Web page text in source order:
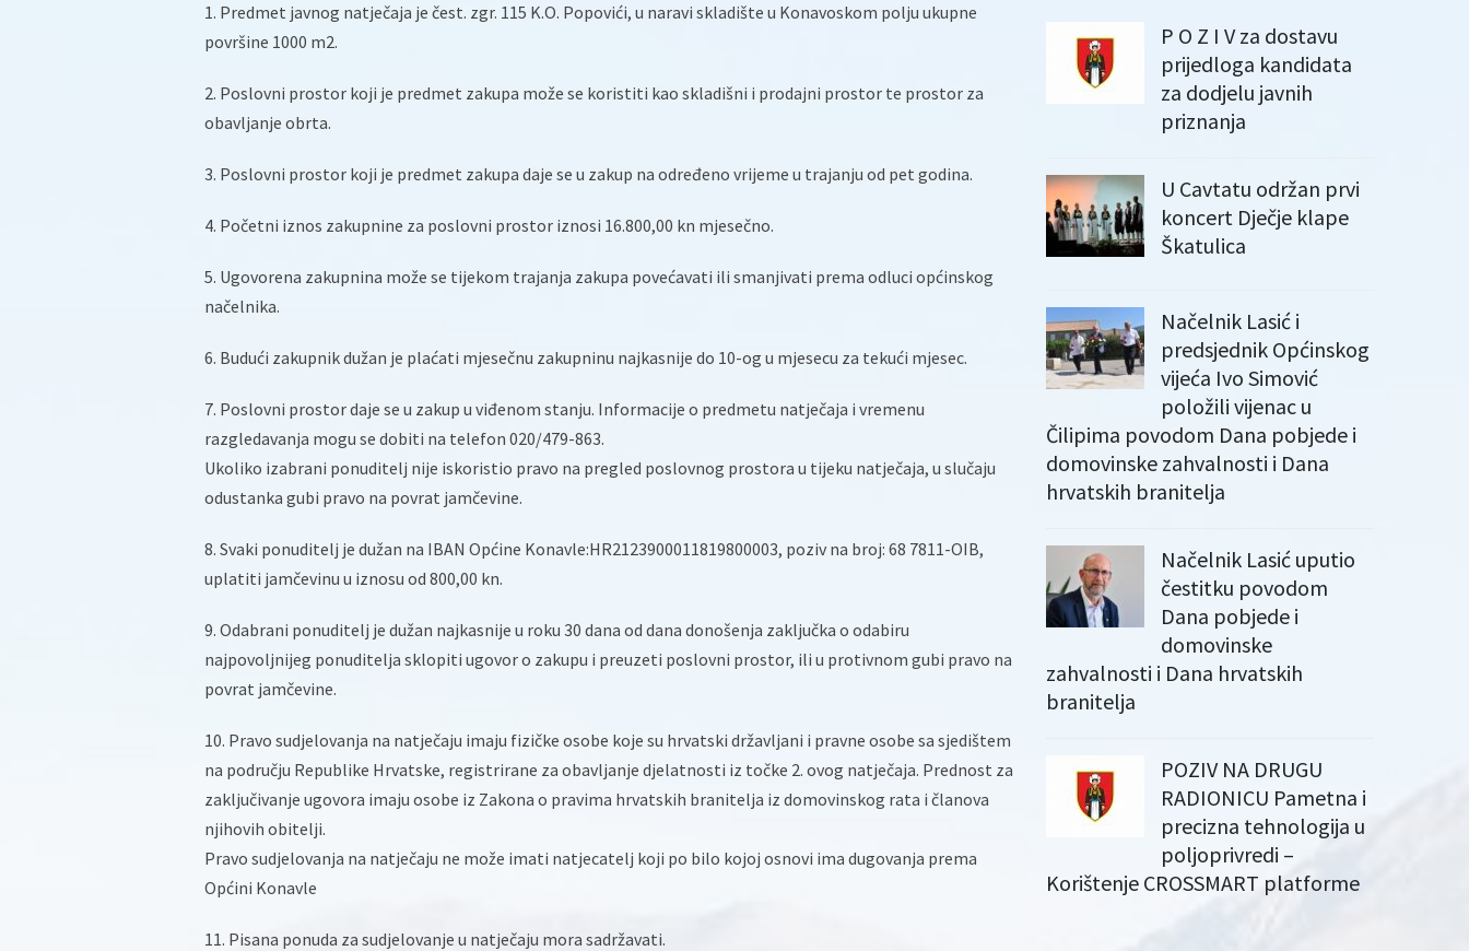
1. Predmet javnog natječaja je čest. zgr. 115 K.O. Popovići, u naravi skladište u Konavoskom polju ukupne
površine 1000 m2.
2. Poslovni prostor koji je predmet zakupa može se koristiti kao skladišni i prodajni prostor te prostor za
obavljanje obrta.
3. Poslovni prostor koji je predmet zakupa daje se u zakup na određeno vrijeme u trajanju od pet godina.
4. Početni iznos zakupnine za poslovni prostor iznosi 16.800,00 kn mjesečno.
5. Ugovorena zakupnina može se tijekom trajanja zakupa povećavati ili smanjivati prema odluci općinskog
načelnika.
6. Budući zakupnik dužan je plaćati mjesečnu zakupninu najkasnije do 10-og u mjesecu za tekući mjesec.
7. Poslovni prostor daje se u zakup u viđenom stanju. Informacije o predmetu natječaja i vremenu
razgledavanja mogu se dobiti na telefon 020/479-863.
Ukoliko izabrani ponuditelj nije iskoristio pravo na pregled poslovnog prostora u tijeku natječaja, u slučaju
odustanka gubi pravo na povrat jamčevine.
8. Svaki ponuditelj je dužan na IBAN Općine Konavle:HR2123900011819800003, poziv na broj: 68 7811-OIB,
uplatiti jamčevinu u iznosu od 800,00 kn.
9. Odabrani ponuditelj je dužan najkasnije u roku 30 dana od dana donošenja zaključka o odabiru
najpovoljnijeg ponuditelja sklopiti ugovor o zakupu i preuzeti poslovni prostor, ili u protivnom gubi pravo na
povrat jamčevine.
10. Pravo sudjelovanja na natječaju imaju fizičke osobe koje su hrvatski državljani i pravne osobe sa sjedištem
na području Republike Hrvatske, registrirane za obavljanje djelatnosti iz točke 2. ovog natječaja. Prednost za
zaključivanje ugovora imaju osobe iz Zakona o pravima hrvatskih branitelja iz domovinskog rata i članova
njihovih obitelji.
Pravo sudjelovanja na natječaju ne može imati natjecatelj koji po bilo kojoj osnovi ima dugovanja prema
Općini Konavle
11. Pisana ponuda za sudjelovanje u natječaju mora sadržavati.
P O Z I V za dostavu
prijedloga kandidata
za dodjelu javnih
priznanja
U Cavtatu održan prvi
koncert Dječje klape
Škatulica
Načelnik Lasić i
predsjednik Općinskog
vijeća Ivo Simović
položili vijenac u
Čilipima povodom Dana pobjede i
domovinske zahvalnosti i Dana
hrvatskih branitelja
Načelnik Lasić uputio
čestitku povodom
Dana pobjede i
domovinske
zahvalnosti i Dana hrvatskih
branitelja
POZIV NA DRUGU
RADIONICU Pametna i
precizna tehnologija u
poljoprivredi –
Korištenje CROSSMART platforme